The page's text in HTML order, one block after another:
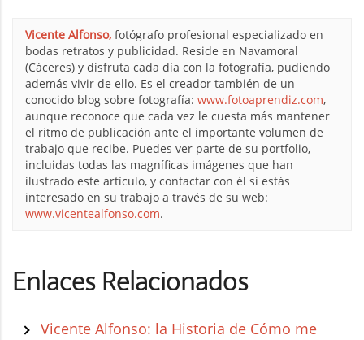
Vicente Alfonso, fotógrafo profesional especializado en
bodas retratos y publicidad. Reside en Navamoral
(Cáceres) y disfruta cada día con la fotografía, pudiendo
además vivir de ello. Es el creador también de un
conocido blog sobre fotografía: www.fotoaprendiz.com,
aunque reconoce que cada vez le cuesta más mantener
el ritmo de publicación ante el importante volumen de
trabajo que recibe. Puedes ver parte de su portfolio,
incluidas todas las magníficas imágenes que han
ilustrado este artículo, y contactar con él si estás
interesado en su trabajo a través de su web:
www.vicentealfonso.com.
Enlaces Relacionados
Vicente Alfonso: la Historia de Cómo me